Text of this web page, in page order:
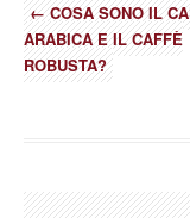
←COSA SONO IL
ARABICA E IL CAFFÈ
ROBUSTA?